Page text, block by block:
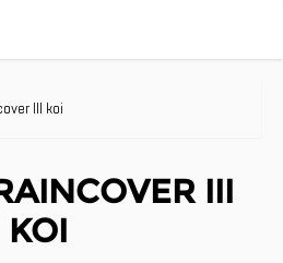
III koi
III
KOI